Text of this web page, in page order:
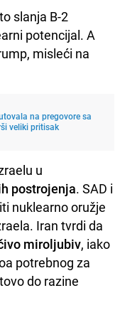
slanja B-2
potencijal. A
misleći na
na pregovore sa
veliki pritisak
u
postrojenja. SAD i
nuklearno oružje
Iran tvrdi da
miroljubiv, iako
potrebnog za
do razine